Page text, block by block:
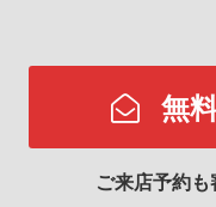
なお、当社の個人情
絡下さいますようお
Cookie（クッキー）
当WEBサイトでは、
無
ご来店予約も